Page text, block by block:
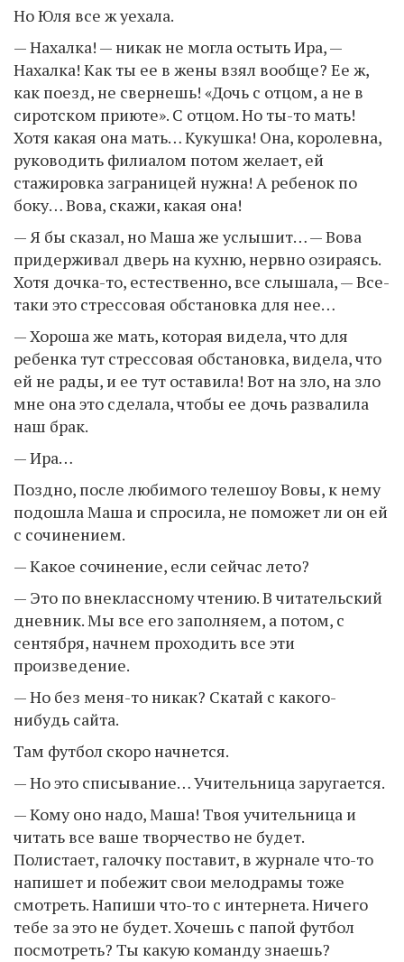
Но Юля все ж уехала.
— Нахалка! — никак не могла остыть Ира, —
Нахалка! Как ты ее в жены взял вообще? Ее ж,
как поезд, не свернешь! «Дочь с отцом, а не в
сиротском приюте». С отцом. Но ты-то мать!
Хотя какая она мать… Кукушка! Она, королевна,
руководить филиалом потом желает, ей
стажировка заграницей нужна! А ребенок по
боку… Вова, скажи, какая она!
— Я бы сказал, но Маша же услышит… — Вова
придерживал дверь на кухню, нервно озираясь.
Хотя дочка-то, естественно, все слышала, — Все-
таки это стрессовая обстановка для нее…
— Хороша же мать, которая видела, что для
ребенка тут стрессовая обстановка, видела, что
ей не рады, и ее тут оставила! Вот на зло, на зло
мне она это сделала, чтобы ее дочь развалила
наш брак.
— Ира…
Поздно, после любимого телешоу Вовы, к нему
подошла Маша и спросила, не поможет ли он ей
с сочинением.
— Какое сочинение, если сейчас лето?
— Это по внеклассному чтению. В читательский
дневник. Мы все его заполняем, а потом, с
сентября, начнем проходить все эти
произведение.
— Но без меня-то никак? Скатай с какого-
нибудь сайта.
Там футбол скоро начнется.
— Но это списывание… Учительница заругается.
— Кому оно надо, Маша! Твоя учительница и
читать все ваше творчество не будет.
Полистает, галочку поставит, в журнале что-то
напишет и побежит свои мелодрамы тоже
смотреть. Напиши что-то с интернета. Ничего
тебе за это не будет. Хочешь с папой футбол
посмотреть? Ты какую команду знаешь?